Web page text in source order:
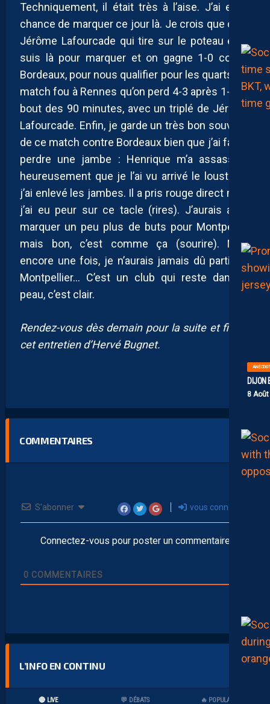
DIJON
8
Techniquement, il était très à l’aise. J’ai eu la
chance de marquer ce jour là. Je crois que c’est
Jérôme Lafourcade qui tire sur le poteau et je
suis là pour marquer et on gagne 1-0 contre
Bordeaux, pour nous qualifier pour les quarts. Un
match fou à Rennes qu’on perd 4-3 après 1-1 au
bout des 90 minutes, avec un triplé de Jérôme
Lafourcade. Enfin, je garde un très bon souvenir
de ce match contre Bordeaux bien que j’ai failli y
perdre une jambe : Henrique m’a assassiné,
heureusement que je l’ai vu arrivé le loustic et
j’ai enlevé les jambes. Il a pris rouge direct mais
j’ai eu peur sur ce tacle (rires). J’aurais aimé
marquer un peu plus de buts pour Montpellier
mais bon, c’est comme ça (sourire). Mais
encore une fois, je n’aurais jamais dû partir de
Montpellier… C’est un club qui reste dans la
peau, c’est clair.
Rendez-vous dès demain pour la suite et fin de
cet entretien d’Hervé Bugnet.
COMMENTAIRES
S’abonner vous connecter
Connectez-vous pour poster un commentaire
0 COMMENTAIRES
L’INFO EN CONTINU
🔴 LIVE 💬 DÉBATS 🔥 POPULAIRES